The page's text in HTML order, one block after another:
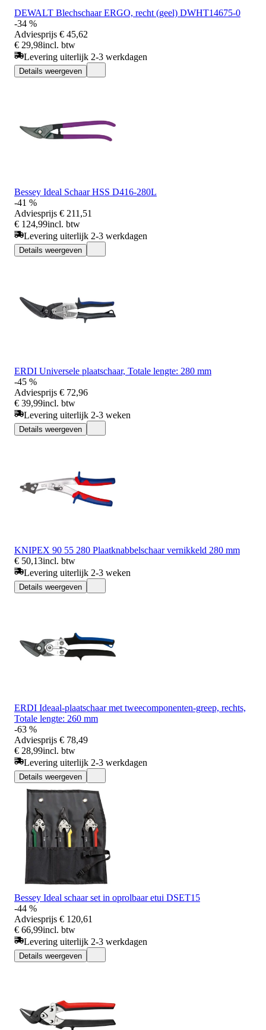
DEWALT Blechschaar ERGO, recht (geel) DWHT14675-0
-34 %
Adviesprijs € 45,62
€ 29,98incl. btw
Levering uiterlijk 2-3 werkdagen
Details weergeven
Bessey Ideal Schaar HSS D416-280L
-41 %
Adviesprijs € 211,51
€ 124,99incl. btw
Levering uiterlijk 2-3 werkdagen
Details weergeven
ERDI Universele plaatschaar, Totale lengte: 280 mm
-45 %
Adviesprijs € 72,96
€ 39,99incl. btw
Levering uiterlijk 2-3 weken
Details weergeven
KNIPEX 90 55 280 Plaatknabbelschaar vernikkeld 280 mm
€ 50,13incl. btw
Levering uiterlijk 2-3 weken
Details weergeven
ERDI Ideaal-plaatschaar met tweecomponenten-greep, rechts,
Totale lengte: 260 mm
-63 %
Adviesprijs € 78,49
€ 28,99incl. btw
Levering uiterlijk 2-3 werkdagen
Details weergeven
Bessey Ideal schaar set in oprolbaar etui DSET15
-44 %
Adviesprijs € 120,61
€ 66,99incl. btw
Levering uiterlijk 2-3 werkdagen
Details weergeven